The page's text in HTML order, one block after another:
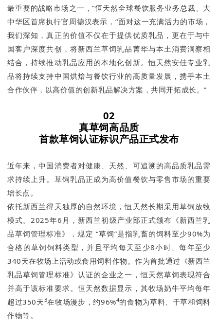
最重要的战略市场之一，”恒天然全球餐饮服务业务总裁、大
中华区首席执行官周德汉表示，“面对这一充满活力的市场，
我们深知，真正的价值不仅在于提供优质乳品，更在于与中
国客户深度共创，将新西兰草饲乳品菁华与本土消费洞察相
结合，持续推动乳品应用的本地化创新。恒天然安佳专业乳
品将持续支持中国烘焙与餐饮行业的高质量发展，携手本土
合作伙伴，以高价值的创新乳品解决方案，共同开拓成长。”
02
真草饲高品质
首款草饲认证标识产品正式发布
近年来，中国消费者对健康、天然、可追溯的高品质乳品需
求持续上升。草饲乳品正成为高价值餐饮与零售市场的重要
增长点。
依托新西兰得天独厚的自然环境，恒天然长期采用草饲放牧
模式。2025年6月，新西兰初级产业部正式颁布《新西兰乳
品草饲管理标准》，规定 “草饲”是指乳畜的饲料至少90%为
合格的草饲饲料类型，并且平均每天至少8小时、每年至少
340天在牧场上活动或食用饲料作物。作为首批通过《新西兰
乳品草饲管理标准》认证的企业之一，恒天然草饲表现符合
并高于该标准要求。恒天然数据显示，其牧场奶牛平均每年
超过350天3在牧场漫步，约96%4的食物为草料、干草和饲料
作物等。